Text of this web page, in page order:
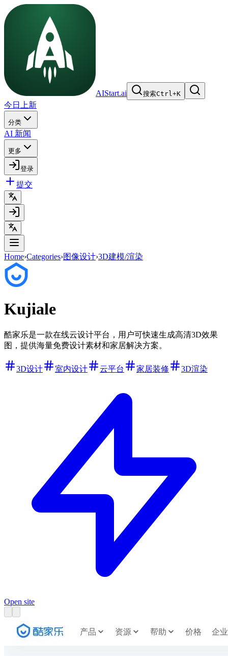
AIStart.ai 搜索Ctrl+K
今日上新
分类
AI 新闻
更多
登录
提交
Home›Categories›图像设计›3D建模/渲染
Kujiale
酷家乐是一款在线云设计平台，用户可快速生成高清3D效果
图，提供海量免费设计素材和家居解决方案。
3D设计 室内设计 云平台 家居装修 3D渲染
Open site